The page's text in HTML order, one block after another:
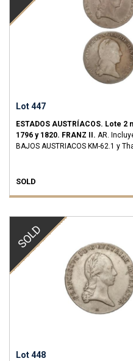
Lot 447
ESTADOS AUSTRÍACOS. Lote 2
1796 y 1820. FRANZ II. AR.
BAJOS AUSTRIACOS KM-62.1 y
SOLD
SOLD
Lot 448